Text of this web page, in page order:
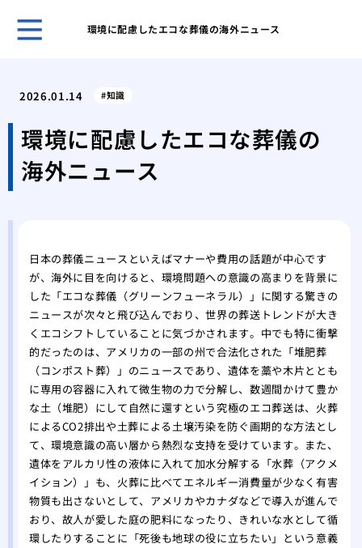
環境に配慮したエコな葬儀の海外ニュース
を
2026.01.14 知識
環境に配慮したエコな葬儀の
海外ニュース
日本の葬儀ニュースといえばマナーや費用の話題が中心です
が、海外に目を向けると、環境問題への意識の高まりを背景に
した「エコな葬儀（グリーンフューネラル）」に関する驚きの
ニュースが次々と飛び込んでおり、世界の葬送トレンドが大き
くエコシフトしていることに気づかされます。中でも特に衝撃
的だったのは、アメリカの一部の州で合法化された「堆肥葬
（コンポスト葬）」のニュースであり、遺体を藁や木片ととも
に専用の容器に入れて微生物の力で分解し、数週間かけて豊か
な土（堆肥）にして自然に還すという究極のエコ葬送は、火葬
によるCO2排出や土葬による土壌汚染を防ぐ画期的な方法とし
て、環境意識の高い層から熱烈な支持を受けています。また、
遺体をアルカリ性の液体に入れて加水分解する「水葬（アクメ
イション）」も、火葬に比べてエネルギー消費量が少なく有害
物質も出さないとして、アメリカやカナダなどで導入が進んで
おり、故人が愛した庭の肥料になったり、きれいな水として循
環したりすることに「死後も地球の役に立ちたい」という意義